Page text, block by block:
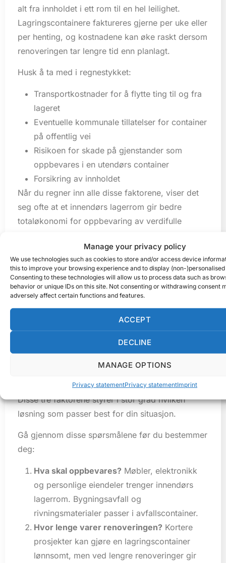
Manage your privacy policy
We use technologies such as cookies to store and/or access device
this to improve your browsing experience and to display (non-)personalised
Consenting to these technologies will allow us to process data such as
behavior or unique IDs on this site. Not consenting or withdrawing consent
adversely affect certain functions and features.
ACCEPT
DECLINE
MANAGE OPTIONS
Privacy statementPrivacy statementImprint
alt fra innholdet i ett rom til en hel leilighet.
Lagringscontainere faktureres gjerne per uke eller
per henting, og kostnadene kan øke raskt dersom
renoveringen tar lengre tid enn planlagt.
Husk å ta med i regnestykket:
Transportkostnader for å flytte ting til og fra
lageret
Eventuelle kommunale tillatelser for container
på offentlig vei
Risikoen for skade på gjenstander som
oppbevares i en utendørs container
Forsikring av innholdet
Når du regner inn alle disse faktorene, viser det
seg ofte at et innendørs lagerrom gir bedre
totaløkonomi for oppbevaring av verdifulle
Hva bør du tenke på når
du velger
oppbevaringsløsning
under renovering?
Når du velger oppbevaringsløsning under
oppbevare, hvor lenge renoveringen varer, og
hvilken tilgang du trenger til tingene underveis.
Disse tre faktorene styrer i stor grad hvilken
løsning som passer best for din situasjon.
Gå gjennom disse spørsmålene før du bestemmer
deg:
Hva skal oppbevares? Møbler, elektronikk
og personlige eiendeler trenger innendørs
lagerrom. Bygningsavfall og
rivningsmaterialer passer i avfallscontainer.
Hvor lenge varer renoveringen? Kortere
prosjekter kan gjøre en lagringscontainer
lønnsomt, men ved lengre renoveringer gir